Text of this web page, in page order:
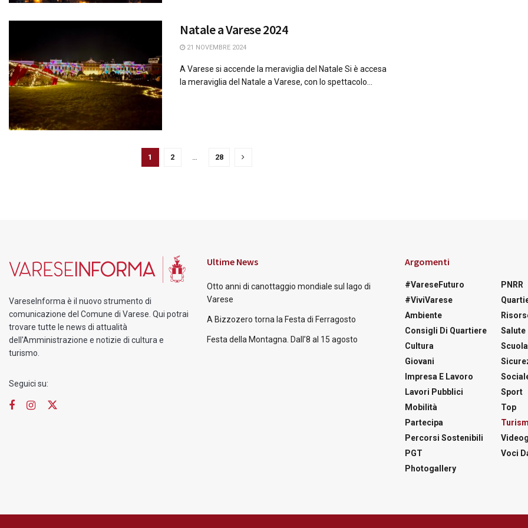
Natale a Varese 2024
21 NOVEMBRE 2024
A Varese si accende la meraviglia del Natale Si è accesa
la meraviglia del Natale a Varese, con lo spettacolo...
1 2 … 28
VareseInforma è il nuovo strumento di
comunicazione del Comune di Varese. Qui potrai
trovare tutte le news di attualità
dell'Amministrazione e notizie di cultura e
turismo.
Seguici su:
Ultime News
Otto anni di canottaggio mondiale sul lago di
Varese
A Bizzozero torna la Festa di Ferragosto
Festa della Montagna. Dall’8 al 15 agosto
Argomenti
#VareseFuturo
#ViviVarese
Ambiente
Consigli Di Quartiere
Cultura
Giovani
Impresa E Lavoro
Lavori Pubblici
Mobilità
Partecipa
Percorsi Sostenibili
PGT
Photogallery
PNRR
Salute
Sport
Top
Voci